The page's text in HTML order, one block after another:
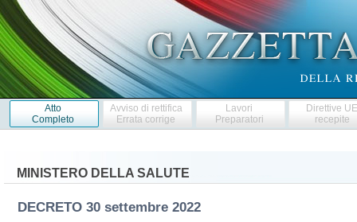
Atto
Completo
Avviso di rettifica
Errata corrige
Lavori
Preparatori
Direttive
recepite
MINISTERO DELLA SALUTE
DECRETO 30 settembre 2022